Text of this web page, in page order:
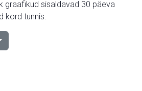
graafikud sisaldavad 30 päeva
kord tunnis.